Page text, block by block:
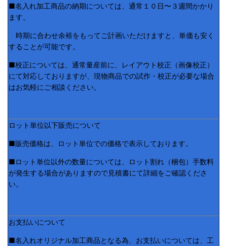
■名入れ加工商品の納期については、通常１０日〜３週間かかり
ます。
時期に合わせ余裕をもってご計画いただけますと、単価も安く
することが可能です。
■校正については、通常量産前に、レイアウト校正（画像校正）
にて対応しておりますが、現物商品での試作・校正が必要な場合
はお気軽にご相談ください。
ロット単位以下販売について
■販売価格は、ロット単位での価格で表示しております。
■ロット単位以外の数量については、ロット割れ（梱包）手数料
が発生する場合がありますので見積書にて詳細をご確認くださ
い。
お支払いについて
■名入れオリジナル加工商品となる為、お支払いについては、工